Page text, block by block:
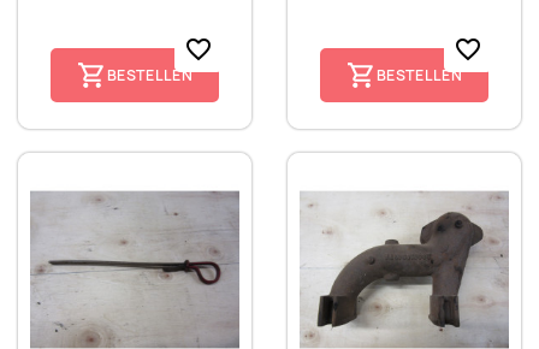
BESTELLEN
favorite_border
BESTELLEN
favorite_border